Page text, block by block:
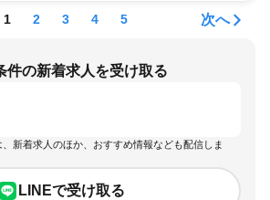
1 2 3 4 5 次へ
件の新着求人を受け取る
、新着求人のほか、おすすめ情報なども配信しま
LINEで受け取る